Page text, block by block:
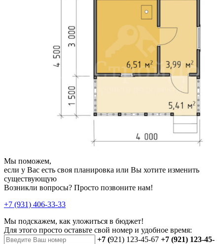
Мы поможем,
если у Вас есть своя планировка или Вы хотите изменить
существующую
Возникли вопросы? Просто позвоните нам!
+7 (931) 406-33-33
Мы подскажем, как уложиться в бюджет!
Для этого просто оставьте свой номер и удобное время:
+7 (921) 123-45-67 +7 (921) 123-45-